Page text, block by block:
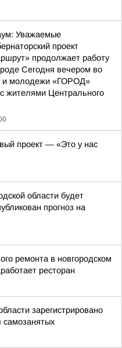
Уважаемые
проект
продолжает работу
Сегодня вечером во
и молодежи «ГОРОД»
жителями Центрального
проект — «Это у нас
области будет
прогноз на
ремонта в новгородском
ресторан
зарегистрировано